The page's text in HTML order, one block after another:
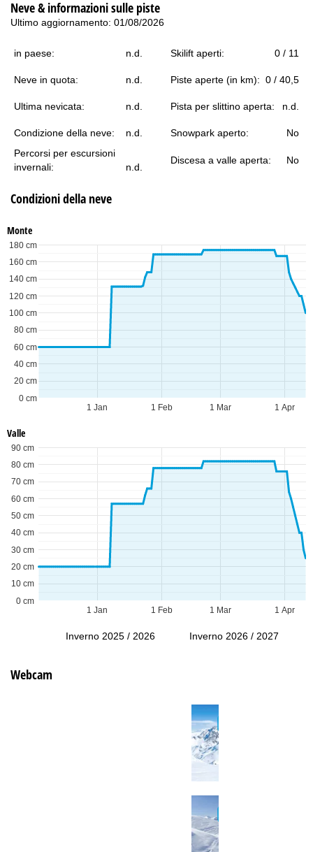
Neve & informazioni sulle piste
Ultimo aggiornamento: 01/08/2026
in paese: n.d. Skilift aperti: 0 / 11
Neve in quota: n.d. Piste aperte (in km): 0 / 40,5
Ultima nevicata: n.d. Pista per slittino aperta: n.d.
Condizione della neve: n.d. Snowpark aperto:
No
Percorsi per escursioni
invernali:
n.d.
Discesa a valle aperta: No
Condizioni della neve
Monte
1 Jan 1 Feb 1 Mar 1 Apr
0 cm
20 cm
40 cm
60 cm
80 cm
100 cm
120 cm
140 cm
160 cm
180 cm
Valle
1 Jan 1 Feb 1 Mar 1 Apr
0 cm
10 cm
20 cm
30 cm
40 cm
50 cm
60 cm
70 cm
80 cm
90 cm
Inverno 2025 / 2026 Inverno 2026 / 2027
Webcam